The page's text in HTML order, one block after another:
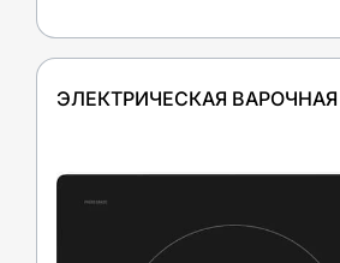
ЭЛЕКТРИЧЕСКАЯ ВАРОЧНАЯ